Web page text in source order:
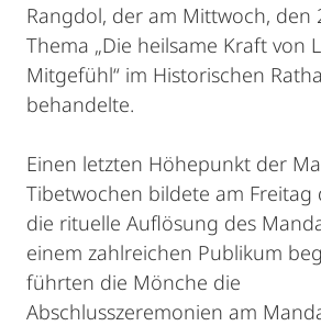
Rangdol, der am Mittwoch, den
Thema „Die heilsame Kraft von
Mitgefühl“ im Historischen
behandelte.
Einen letzten Höhepunkt der
Tibetwochen bildete am Freitag
die rituelle Auflösung des
einem zahlreichen Publikum
führten die Mönche die
Abschlusszeremonien am